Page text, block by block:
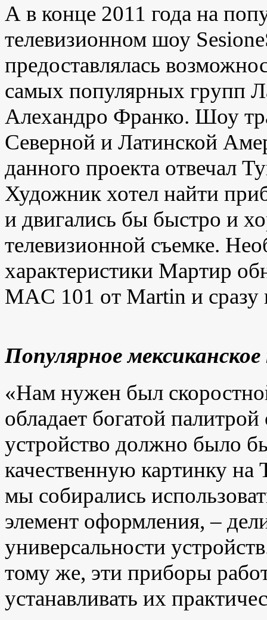
А в конце 2011 года на
телевизионном шоу
предоставлялась
самых популярных групп
Алехандро Франко. Шоу
Северной и Латинской
данного проекта отвечал
Художник хотел найти
и двигались бы быстро и
телевизионной съемке.
характеристики Мартир
MAC 101 от Martin и
Популярное
«Нам нужен был
обладает богатой
устройство должно было
качественную картинку на
мы собирались
элемент оформления, –
универсальности
тому же, эти приборы
устанавливать их